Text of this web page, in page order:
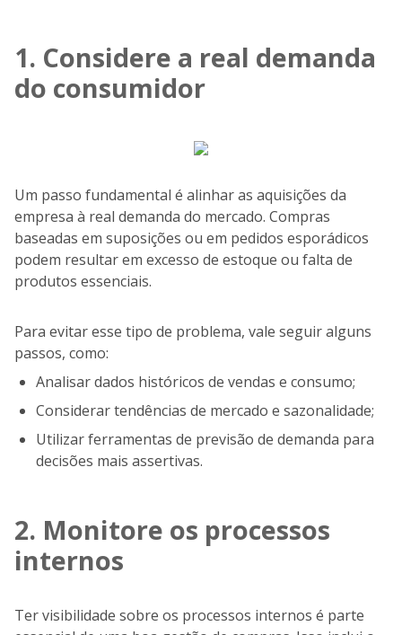
1. Considere a real demanda
do consumidor
Um passo fundamental é alinhar as aquisições da
empresa à real demanda do mercado. Compras
baseadas em suposições ou em pedidos esporádicos
podem resultar em excesso de estoque ou falta de
produtos essenciais.
Para evitar esse tipo de problema, vale seguir alguns
passos, como:
Analisar dados históricos de vendas e consumo;
Considerar tendências de mercado e sazonalidade;
Utilizar ferramentas de previsão de demanda para
decisões mais assertivas.
2. Monitore os processos
internos
Ter visibilidade sobre os processos internos é parte